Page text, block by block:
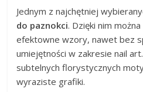
Jednym z najchętniej
do paznokci. Dzięki nim
efektowne wzory, nawet bez
umiejętności w zakresie nail
subtelnych florystycznych
wyraziste grafiki.